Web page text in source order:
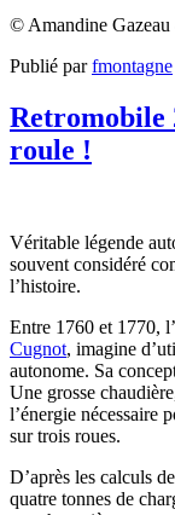
© Amandine
Publié parfmontagne
Retromobile
roule !
Véritable légende
souvent considéré
l’histoire.
Entre 1760 et 1770,
Cugnot, imagine
autonome. Sa
Une grosse
l’énergie nécessaire
sur trois roues.
D’après les calculs
quatre tonnes de